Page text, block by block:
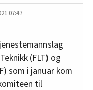
07:47
(FLT) og
som i januar kom
til